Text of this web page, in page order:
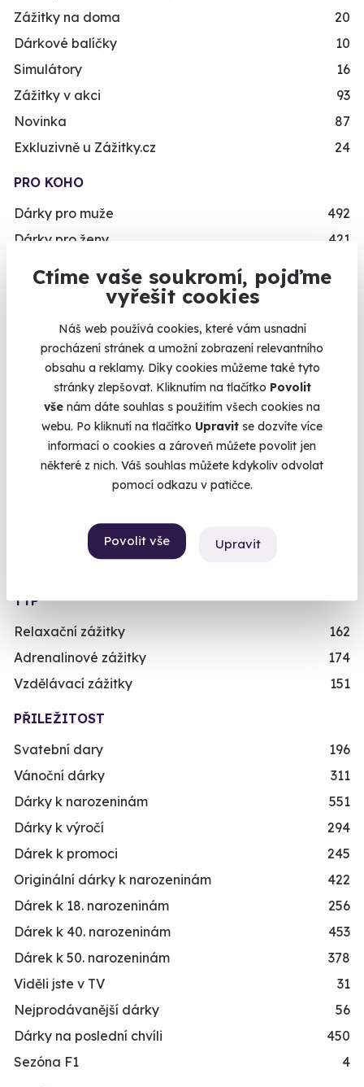
Ctíme vaše soukromí, pojďme
vyřešit cookies
Náš web používá cookies, které vám usnadní
procházení stránek a umožní zobrazení relevantního
obsahu a reklamy. Díky cookies můžeme také tyto
stránky zlepšovat. Kliknutím na tlačítko Povolit
vše nám dáte souhlas s použitím všech cookies na
webu. Po kliknutí na tlačítko Upravit se dozvíte více
informací o cookies a zároveň můžete povolit jen
některé z nich. Váš souhlas můžete kdykoliv odvolat
pomocí odkazu v patičce.
Povolit vše Upravit
Zážitky na doma
20
Dárkové balíčky
10
Simulátory
16
Zážitky v akci
93
Novinka
87
Exkluzivně u Zážitky.cz
24
PRO KOHO
Dárky pro muže
492
Dárky pro ženy
421
Dárky pro dva
Skupinové zážitky
Nejprodávanější dárky pro muže
Zážitky pro děti
Mladý muž/mladá žena
Teenager/Teenagerka
Třicátník/třicátnice
Dědeček/babička
TYP
Relaxační zážitky
162
Adrenalinové zážitky
174
Vzdělávací zážitky
151
PŘILEŽITOST
Svatební dary
196
Vánoční dárky
311
Dárky k narozeninám
551
Dárky k výročí
294
Dárek k promoci
245
Originální dárky k narozeninám
422
Dárek k 18. narozeninám
256
Dárek k 40. narozeninám
453
Dárek k 50. narozeninám
378
Viděli jste v TV
31
Nejprodávanější dárky
56
Dárky na poslední chvíli
450
Sezóna F1
4